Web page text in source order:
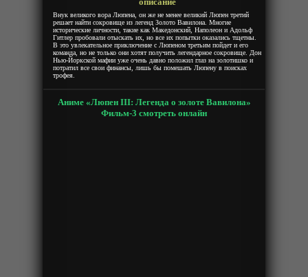
Внук великого вора Люпена, он же не менее великий Люпен третий
решает найти сокровище из легенд Золото Вавилона. Многие
исторические личности, такие как Македонский, Наполеон и Адольф
Гитлер пробовали отыскать их, но все их попытки оказались тщетны.
В это увлекательное приключение с Люпеном третьим пойдет и его
команда, но не только они хотят получить легендарное сокровище. Дон
Нью-Йоркской мафии уже очень давно положил глаз на золотишко и
потратил все свои финансы, лишь бы помешать Люпену в поисках
трофея.
Аниме «Люпен III: Легенда о золоте Вавилона»
Фильм-3 смотреть онлайн